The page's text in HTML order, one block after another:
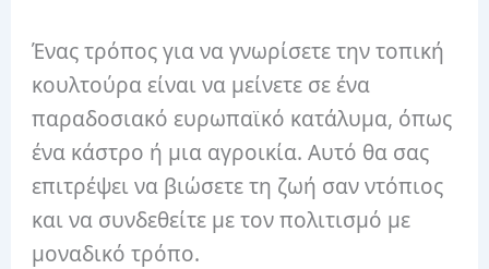
Ένας τρόπος για να γνωρίσετε την τοπική
κουλτούρα είναι να μείνετε σε ένα
παραδοσιακό ευρωπαϊκό κατάλυμα, όπως
ένα κάστρο ή μια αγροικία. Αυτό θα σας
επιτρέψει να βιώσετε τη ζωή σαν ντόπιος
και να συνδεθείτε με τον πολιτισμό με
μοναδικό τρόπο.